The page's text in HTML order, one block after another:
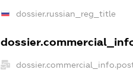
dossier.russian_reg_title